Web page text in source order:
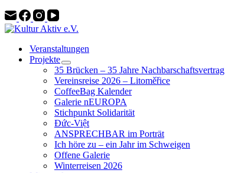
Veranstaltungen
Projekte
35 Brücken – 35 Jahre Nachbarschaftsvertrag
Vereinsreise 2026 – Litoměřice
CoffeeBag Kalender
Galerie nEUROPA
Stichpunkt Solidarität
Đức-Việt
ANSPRECHBAR im Porträt
Ich höre zu – ein Jahr im Schweigen
Offene Galerie
Winterreisen 2026